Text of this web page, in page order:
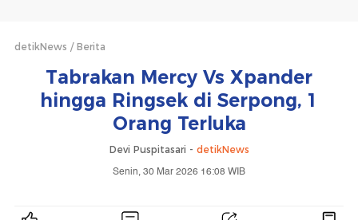
detikNews Berita
Tabrakan Mercy Vs Xpander
hingga Ringsek di Serpong, 1
Orang Terluka
Devi Puspitasari - detikNews
Senin, 30 Mar 2026 16:08 WIB